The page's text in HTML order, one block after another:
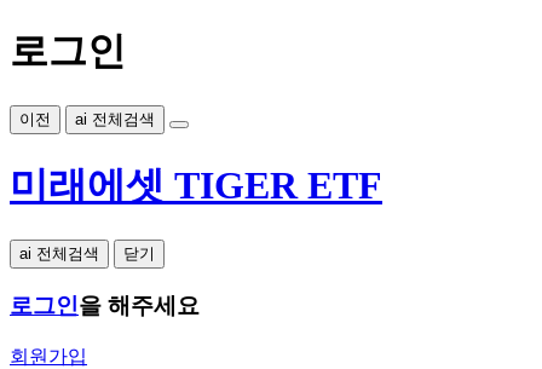
로그인
이전 ai 전체검색
미래에셋 TIGER ETF
ai 전체검색 닫기
로그인을 해주세요
회원가입